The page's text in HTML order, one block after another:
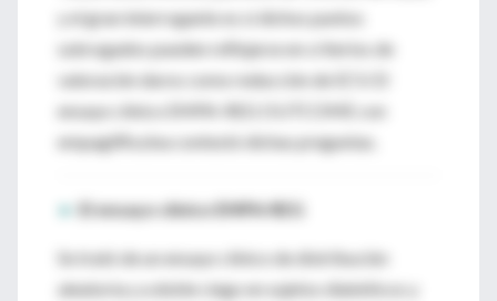
y el gran interrogante es si dichos puntos
subrogados pueden reflejarse en criterios de
valoración duros como reducción de ECV. El
ensayo clínico EMPA-REG OUTCOME con
empagliflozina contestó dichas preguntas.
► El ensayo clínico EMPA-REG
Se trató de un ensayo clínico de distribución
aleatoria y a doble ciego en sujetos diabéticos y